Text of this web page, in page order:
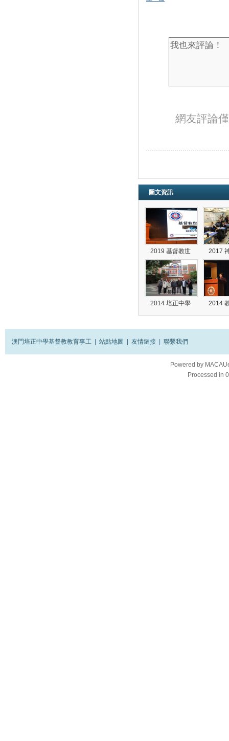
網友評論
圖文資訊
2019 基督教世 2017
2014 培正中學 2014
澳門培正中學基督教教育事工 站點地圖 友情鏈接 聯繫我們
Powered by
Processed in